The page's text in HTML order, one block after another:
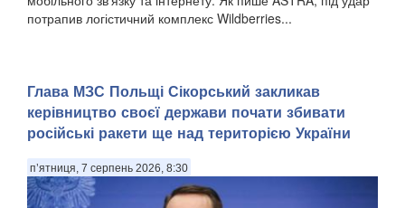
потрапив логістичний комплекс Wildberries...
Глава МЗС Польщі Сікорський закликав
керівництво своєї держави почати збивати
російські ракети ще над територією України
п’ятниця, 7 серпень 2026, 8:30